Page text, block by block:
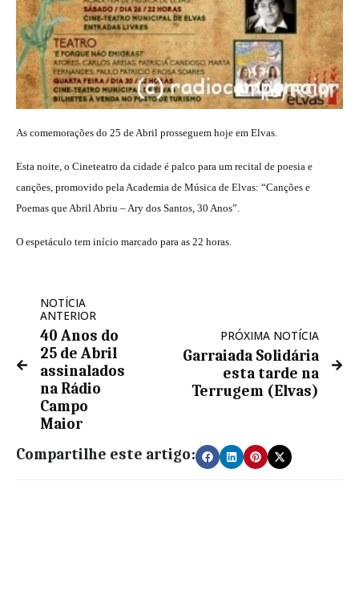
As comemorações do 25 de Abril prosseguem hoje em Elvas.
Esta noite, o Cineteatro da cidade é palco para um recital de poesia e
canções, promovido pela Academia de Música de Elvas: “Canções e
Poemas que Abril Abriu – Ary dos Santos, 30 Anos”.
O espetáculo tem início marcado para as 22 horas.
NOTÍCIA
ANTERIOR
40 Anos do
25 de Abril
assinalados
na Rádio
Campo
Maior
PRÓXIMA NOTÍCIA
Garraiada Solidária
esta tarde na
Terrugem (Elvas)
Compartilhe este artigo: